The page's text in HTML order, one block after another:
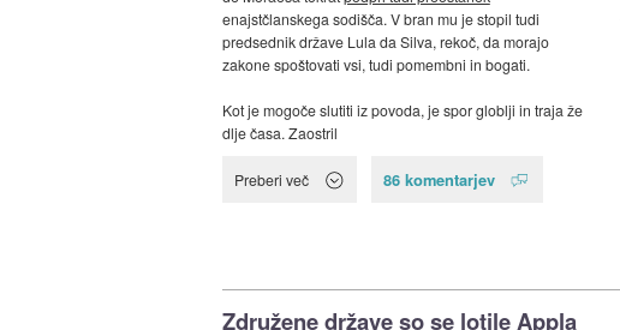
enajstčlanskega sodišča. V bran mu je stopil tudi
predsednik države Lula da Silva, rekoč, da morajo
zakone spoštovati vsi, tudi pomembni in bogati.
Kot je mogoče slutiti iz povoda, je spor globlji in traja že
dlje časa. Zaostril
Preberi več 86 komentarjev
Združene države so se lotile Appla